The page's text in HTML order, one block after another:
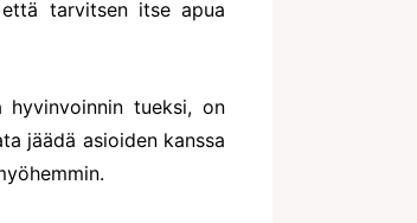
tarvitsen itse apua
tueksi, on
jäädä asioiden kanssa